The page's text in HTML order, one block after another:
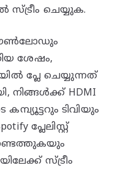
സ്ട്രീം ചെയ്യുക.
ശേഷം,
പ്ലേ ചെയ്യുന്നത്
നിങ്ങൾക്ക് HDMI
ടിവിയും
പ്ലേലിസ്റ്റ്
സ്ട്രീം